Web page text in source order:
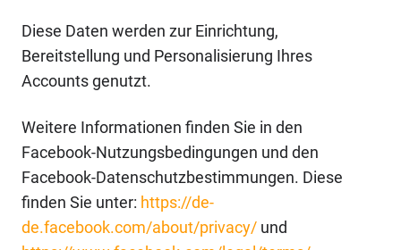
Diese Daten werden zur Einrichtung,
Bereitstellung und Personalisierung Ihres
Accounts genutzt.
Weitere Informationen finden Sie in den
Facebook-Nutzungsbedingungen und den
Facebook-Datenschutzbestimmungen. Diese
finden Sie unter: https://de-
de.facebook.com/about/privacy/ und